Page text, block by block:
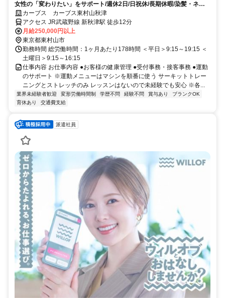
女性の「変わりたい」をサポート/週休2日/日祝休/長期休暇/染髪・ネイ
ルOK※規定内
カーブス カーブス東村山秋津
アクセス JR武蔵野線 新秋津駅 徒歩12分
月給250,000円以上
東京都東村山市
勤務時間 総労働時間：1ヶ月あたり178時間 ＜平日＞9:15～19:15 ＜
土曜日＞9:15～16:15
仕事内容 お仕事内容 ●お客様の健康管理 ●受付事務・接客事務 ●運動
のサポート ※運動メニューはマシンを順番に使う サーキットトレー
ニングとストレッチのみ レッスンはないので未経験でも安心 ※各...
業界未経験者歓迎 変形労働時間制 学歴不問 経験不問 賞与あり
ブランクOK
育休あり
交通費支給
派遣社員